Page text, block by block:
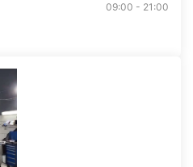
09:00 - 21:00